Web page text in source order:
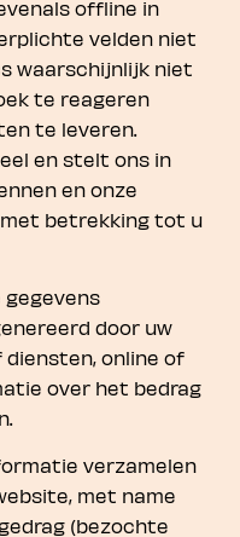
offline in
velden niet
waarschijnlijk niet
te reageren
te leveren.
en stelt ons in
en onze
betrekking tot u
gegevens
door uw
online of
over het bedrag
verzamelen
met name
(bezochte